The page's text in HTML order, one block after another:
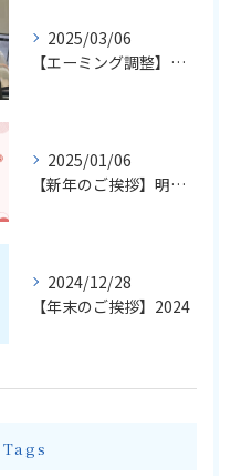
2025/03/06
【エーミング調整】輸入車のフロントガラス交換とエーミングについて
2025/01/06
【新年のご挨拶】明けましておめでとうございます
2024/12/28
【年末のご挨拶】2024
Tags